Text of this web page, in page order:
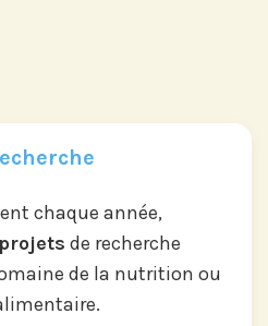
chaque année,
de recherche
de la nutrition ou